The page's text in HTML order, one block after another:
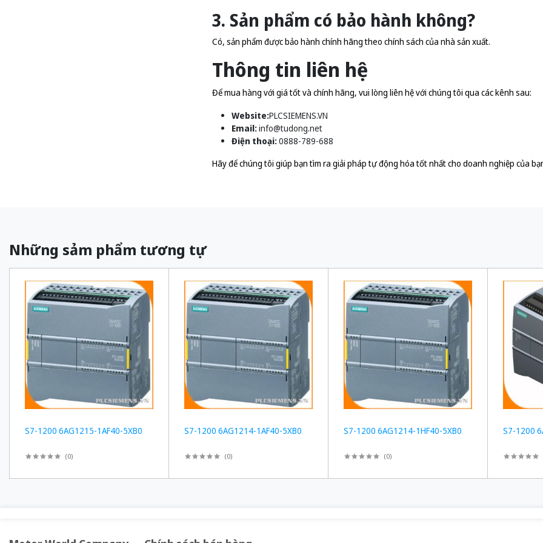
3. Sản phẩm có bảo hành không?
Có, sản phẩm được bảo hành chính hãng theo chính sách của nhà sản xuất.
Thông tin liên hệ
Để mua hàng với giá tốt và chính hãng, vui lòng liên hệ với chúng tôi qua các kênh sau:
Website:PLCSIEMENS.VN
Email:info@tudong.net
Điện thoại:0888-789-688
Hãy để chúng tôi giúp bạn tìm ra giải pháp tự động hóa tốt nhất cho doanh nghiệp của
Những sảm phẩm tương tự
S7-1200 6AG1215-1AF40-5XB0
(0)
S7-1200 6AG1214-1AF40-5XB0
(0)
S7-1200 6AG1214-1HF40-5XB0
(0)
S7-1200